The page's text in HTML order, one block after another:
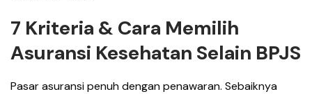
7 Kriteria & Cara Memilih
Asuransi Kesehatan Selain BPJS
Pasar asuransi penuh dengan penawaran. Sebaiknya